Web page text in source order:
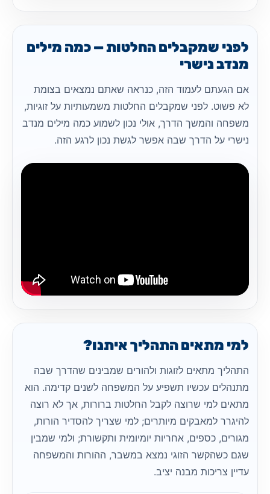
לפני שמקבלים החלטות — כמה מילים
מנדב נישרי
אם הגעתם לעמוד הזה, כנראה שאתם נמצאים בצומת
לא פשוט. לפני שמקבלים החלטות משמעותיות על זוגיות,
משפחה והמשך הדרך, אולי נכון לשמוע כמה מילים מנדב
נישרי על הדרך שבה אפשר לגשת נכון לרגע הזה.
למי מתאים התהליך איתנו?
התהליך מתאים לזוגות ולהורים שמבינים שהדרך שבה
מתנהלים עכשיו תשפיע על המשפחה לשנים קדימה. הוא
מתאים למי שרוצה לקבל החלטות ברורות, אך לא רוצה
להיגרר למאבקים מיותרים; למי שצריך להסדיר הורות,
מגורים, כספים, אחריות יומיומית ותקשורת; ולמי שמבין
שגם כשהקשר הזוגי נמצא במשבר, ההורות והמשפחה
עדיין צריכות מבנה יציב.